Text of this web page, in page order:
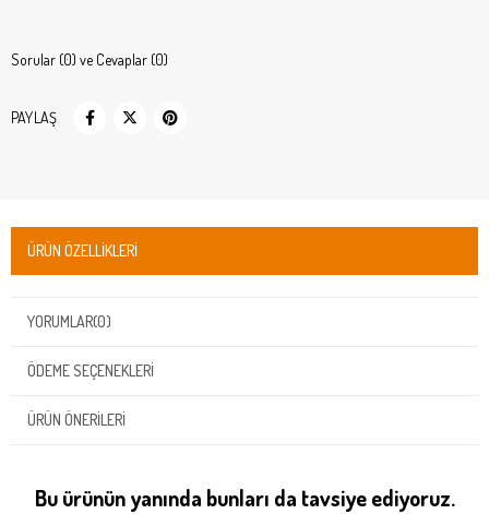
Sorular (0) ve Cevaplar (0)
PAYLAŞ
ÜRÜN ÖZELLIKLERI
YORUMLAR(0)
ÖDEME SEÇENEKLERI
ÜRÜN ÖNERILERI
Bu ürünün yanında bunları da tavsiye ediyoruz.